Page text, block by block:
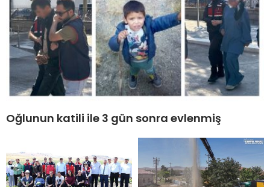
Oğlunun katili ile 3 gün sonra evlenmiş